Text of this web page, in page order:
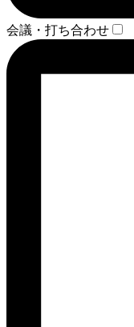
会議・打ち合わせ